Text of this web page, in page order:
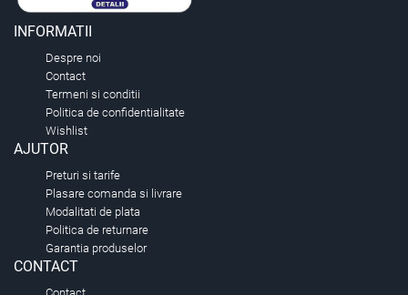
INFORMATII
Despre noi
Contact
Termeni si conditii
Politica de confidentialitate
Wishlist
AJUTOR
Preturi si tarife
Plasare comanda si livrare
Modalitati de plata
Politica de returnare
Garantia produselor
CONTACT